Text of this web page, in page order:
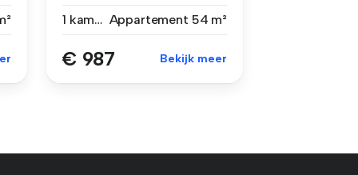
1 kamer Appartement 54 m²
€ 987 Bekijk meer